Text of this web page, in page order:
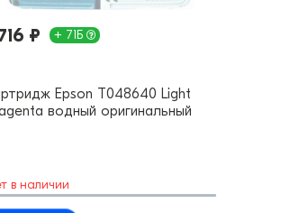
₽ + 71Б
Epson T048640 Light
водный оригинальный
в наличии